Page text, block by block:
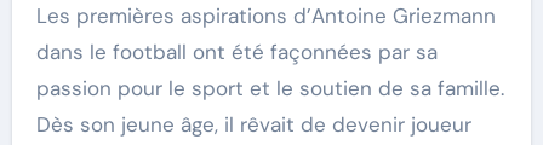
Les premières aspirations d’Antoine Griezmann
dans le football ont été façonnées par sa
passion pour le sport et le soutien de sa famille.
Dès son jeune âge, il rêvait de devenir joueur